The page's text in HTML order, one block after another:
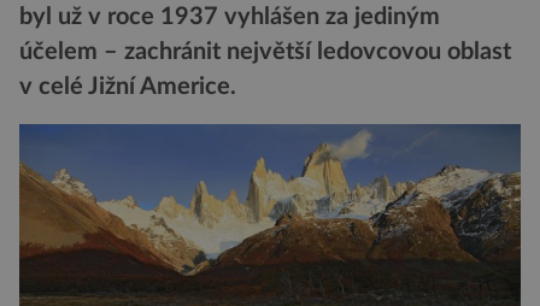
byl už v roce 1937 vyhlášen za jediným
účelem – zachránit největší ledovcovou oblast
v celé Jižní Americe.